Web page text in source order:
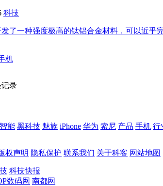
科技
了一种强度极高的钛铝合金材料，可以近乎
机
记录
智能 黑科技 魅族 iPhone 华为 索尼 产品 手机 行
权声明 隐私保护 联系我们 关于科客 网站地图
科技快报
数码网 南都网